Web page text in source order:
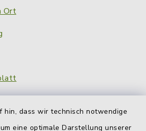
hin, dass wir technisch notwendige
eine optimale Darstellung unserer
Ort